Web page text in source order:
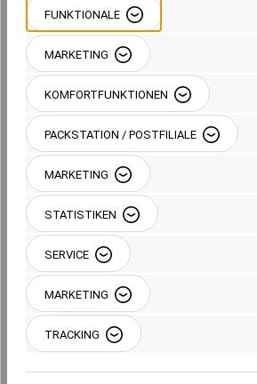
26,95 €
Preise inkl. MwSt. zzgl.
Artikel nicht verfügbar –
Wochen.
Produkt Anzahl: Gib den
FUNKTIONALE
MARKETING
KOMFORTFUNKTIONEN
PACKSTATION / POSTFILIALE
MARKETING
STATISTIKEN
SERVICE
MARKETING
TRACKING